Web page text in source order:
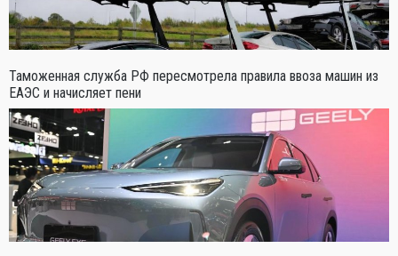
Таможенная служба РФ пересмотрела правила ввоза машин из
ЕАЭС и начисляет пени